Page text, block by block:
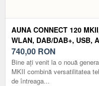
AUNA CONNECT 120
WLAN, DAB/DAB+, USB,
740,00 RON
Bine ați venit la o nouă
MKII combină versatilitatea
de întreaga...